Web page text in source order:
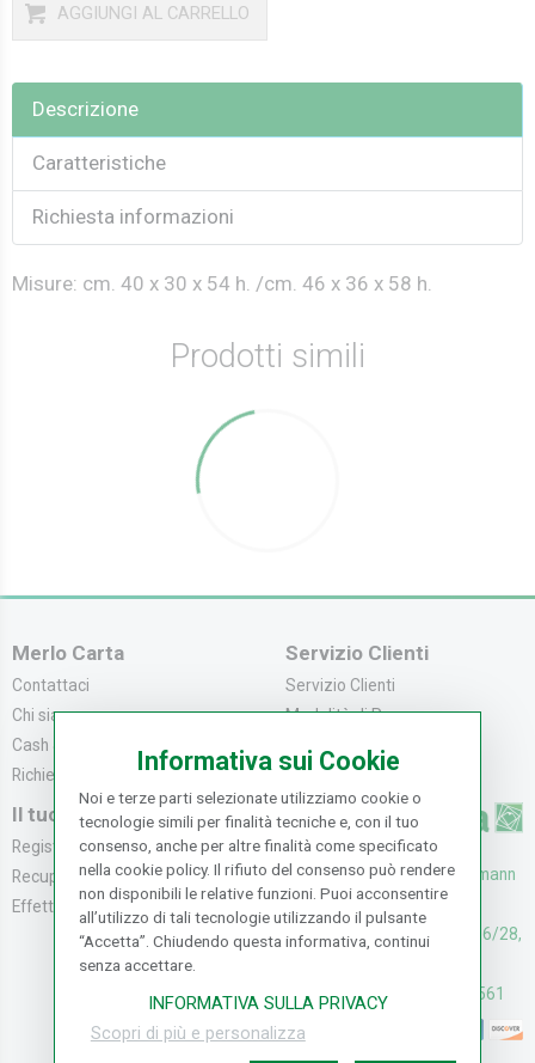
AGGIUNGI AL CARRELLO
Descrizione
Caratteristiche
Richiesta informazioni
Misure: cm. 40 x 30 x 54 h. /cm. 46 x 36 x 58 h.
Prodotti simili
Merlo Carta
Contattaci
Chi siamo
Cash & Carry
Richiedi catalogo
Servizio Clienti
Servizio Clienti
Modalità di Pagame...
Resi e Recessi
Il tuo Account
Registrati
Recupera la Passwo...
Effettua un Reso
UFFICI: V. Senna 44/46, Osmann
oro Sesto F.no (FI)
CASH & CARRY: V. Senna 26/28,
Assistenza: (+39) 055374561
Informativa sui Cookie
Noi e terze parti selezionate utilizziamo cookie o
tecnologie simili per finalità tecniche e, con il tuo
consenso, anche per altre finalità come specificato
nella cookie policy. Il rifiuto del consenso può rendere
non disponibili le relative funzioni. Puoi acconsentire
all’utilizzo di tali tecnologie utilizzando il pulsante
“Accetta”. Chiudendo questa informativa, continui
senza accettare.
INFORMATIVA SULLA PRIVACY
Scopri di più e personalizza